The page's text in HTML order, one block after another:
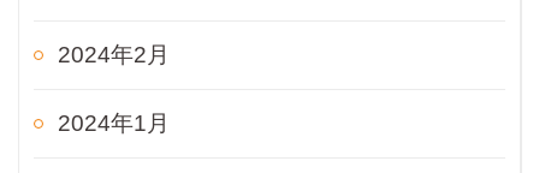
2024年2月
2024年1月